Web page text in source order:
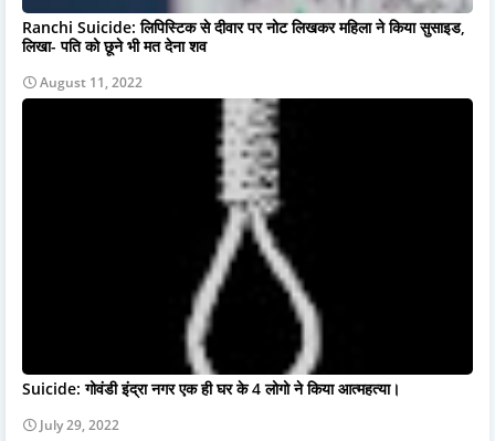
Ranchi Suicide: लिपिस्टिक से दीवार पर नोट लिखकर महिला ने किया सुसाइड,
लिखा- पति को छूने भी मत देना शव
August 11, 2022
Suicide: गोवंडी इंद्रा नगर एक ही घर के 4 लोगो ने किया आत्महत्या।
July 29, 2022